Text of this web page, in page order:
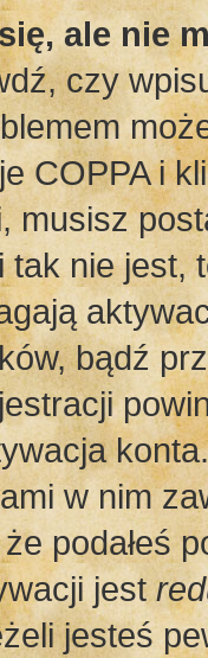
ale nie
czy
COPPA i
musisz
tak nie jest,
bądź
w nim
podałeś
jest
jesteś